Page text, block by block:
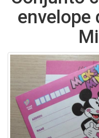
envelope